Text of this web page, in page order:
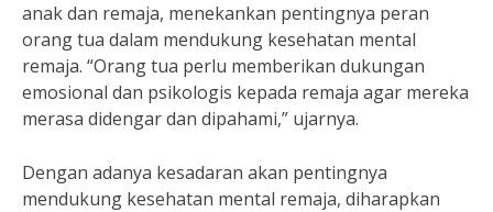
anak dan remaja, menekankan pentingnya peran
orang tua dalam mendukung kesehatan mental
remaja. “Orang tua perlu memberikan dukungan
emosional dan psikologis kepada remaja agar mereka
merasa didengar dan dipahami,” ujarnya.
Dengan adanya kesadaran akan pentingnya
mendukung kesehatan mental remaja, diharapkan